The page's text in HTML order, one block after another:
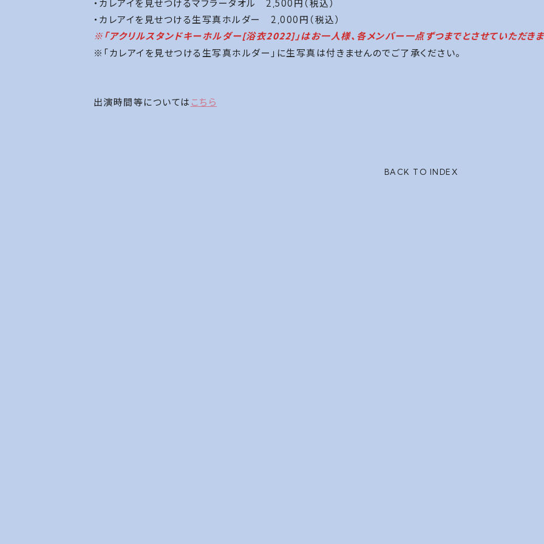
・カレアイを見せつけるマフラータオル 2,500円（税込）
・カレアイを見せつける生写真ホルダー 2,000円（税込）
※「アクリルスタンドキーホルダー[浴衣2022]」はお一人様、各メンバー一点ずつまでとさせていただきま
※「カレアイを見せつける生写真ホルダー」に生写真は付きませんのでご了承ください。
出演時間等については こちら
BACK TO INDEX